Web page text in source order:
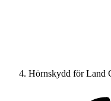
Hörnskydd för Land